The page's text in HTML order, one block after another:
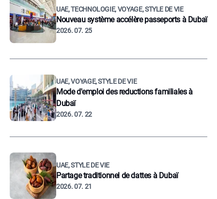
UAE, TECHNOLOGIE, VOYAGE, STYLE DE VIE
Nouveau système accélère passeports à Dubaï
2026. 07. 25
UAE, VOYAGE, STYLE DE VIE
Mode d'emploi des reductions familiales à
Dubaï
2026. 07. 22
UAE, STYLE DE VIE
Partage traditionnel de dattes à Dubaï
2026. 07. 21